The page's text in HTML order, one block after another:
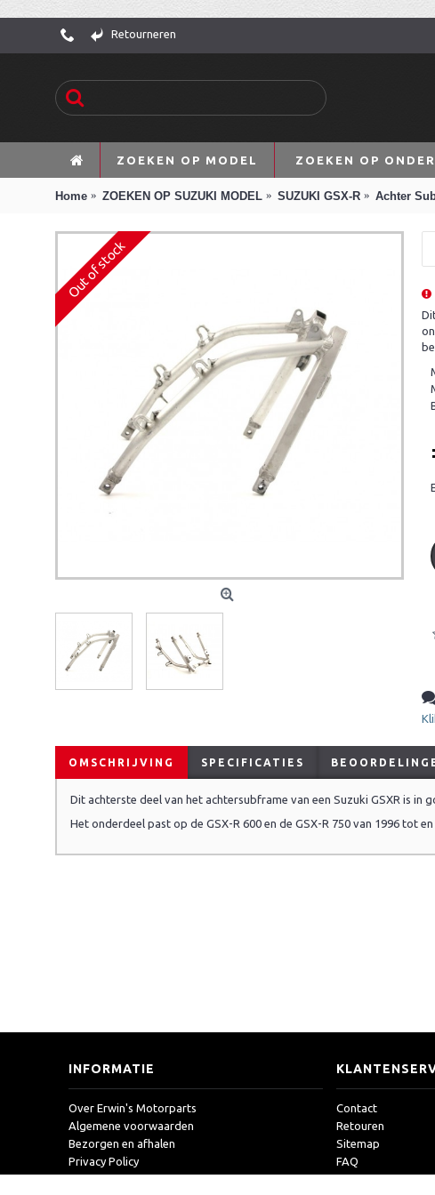
Retourneren
ZOEKEN OP MODEL ZOEKEN OP
Home ZOEKEN OP SUZUKI MODEL SUZUKI GSX-R Achter
Out of stock
OMSCHRIJVING SPECIFICATIES
Dit achterste deel van het achtersubframe van een Suzuki GSXR is in
Het onderdeel past op de GSX-R 600 en de GSX-R 750 van 1996 tot en
INFORMATIE
Over Erwin's Motorparts
Algemene voorwaarden
Bezorgen en afhalen
Privacy Policy
Contact
Retouren
Sitemap
FAQ